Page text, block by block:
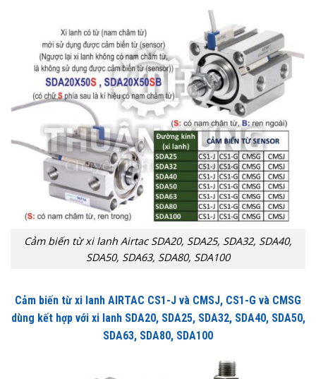
Cảm biến từ xi lanh Airtac SDA20, SDA25, SDA32, SDA40,
SDA50, SDA63, SDA80, SDA100
Cảm biến từ xi lanh AIRTAC CS1-J và CMSJ, CS1-G và CMSG
dùng kết hợp với xi lanh SDA20, SDA25, SDA32, SDA40, SDA50,
SDA63, SDA80, SDA100